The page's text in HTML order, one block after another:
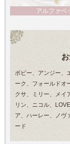
アルファベ
ボビー、アンジー、
ーク、フォールドオ
クサ、ミリー、メイ
リン、ニコル、
ア、ハーレー、ノヴ
ード